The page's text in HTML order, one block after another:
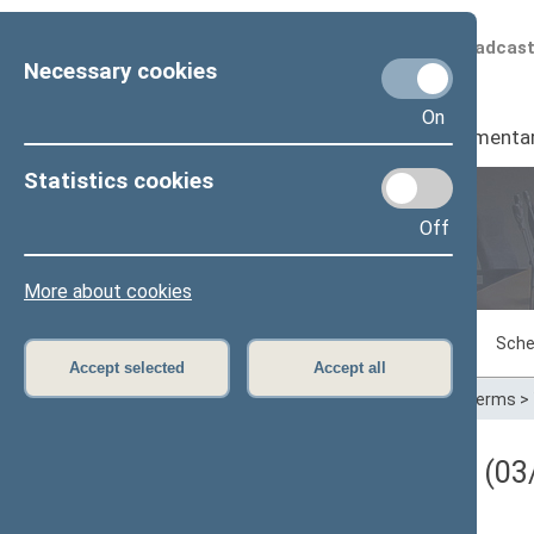
Necessary cookies
On
Statistics cookies
Off
More about cookies
Accept selected Accept all
Scheduled
Seimas I
Sitting in progress Plenary sittings
Home>Plenary sittings>Parliamentary terms >
Darbotvarkės klausimas